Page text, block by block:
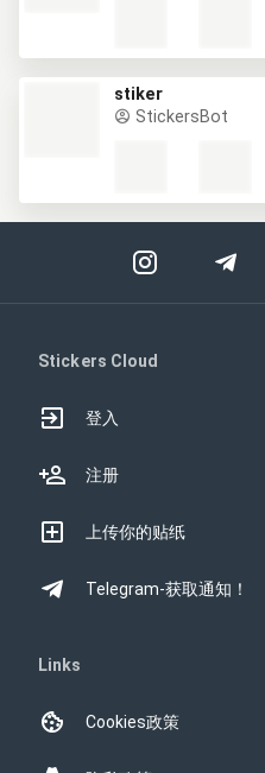
stiker
StickersBot
Stickers Cloud
登入
注册
上传你的贴纸
Telegram-获取通知！
Links
Cookies政策